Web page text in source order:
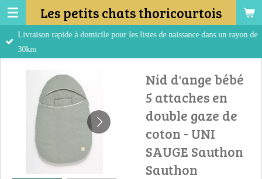
Passer
au
contenu
Les petits chats thoricourtois
Livraison rapide à domicile pour les listes de naissance dans un rayon de
30km
Nid d'ange bébé
5 attaches en
double gaze de
coton - UNI
SAUGE Sauthon
Sauthon